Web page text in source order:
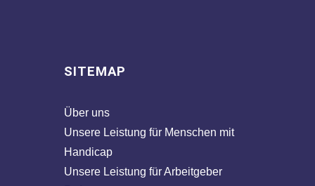
SITEMAP
Über uns
Unsere Leistung für Menschen mit
Handicap
Unsere Leistung für Arbeitgeber